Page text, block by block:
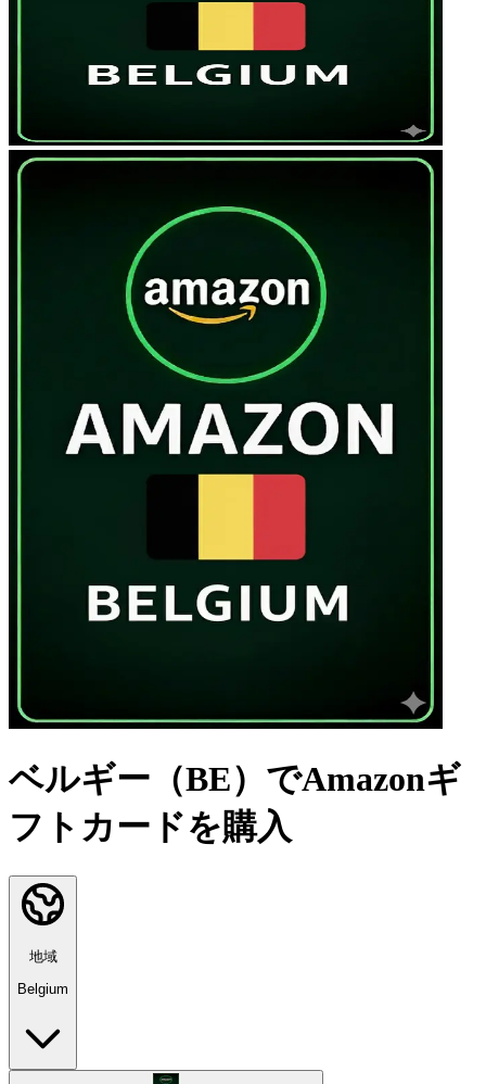
ベルギー（BE）でAmazonギ
フトカードを購入
地域
Belgium